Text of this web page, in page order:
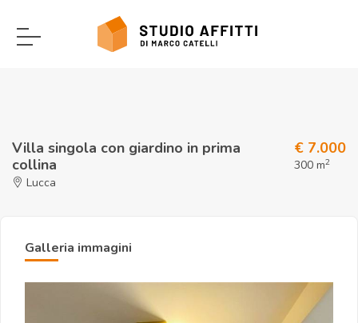
Villa singola con giardino in prima
collina
Lucca
€ 7.000
300 m2
Galleria immagini